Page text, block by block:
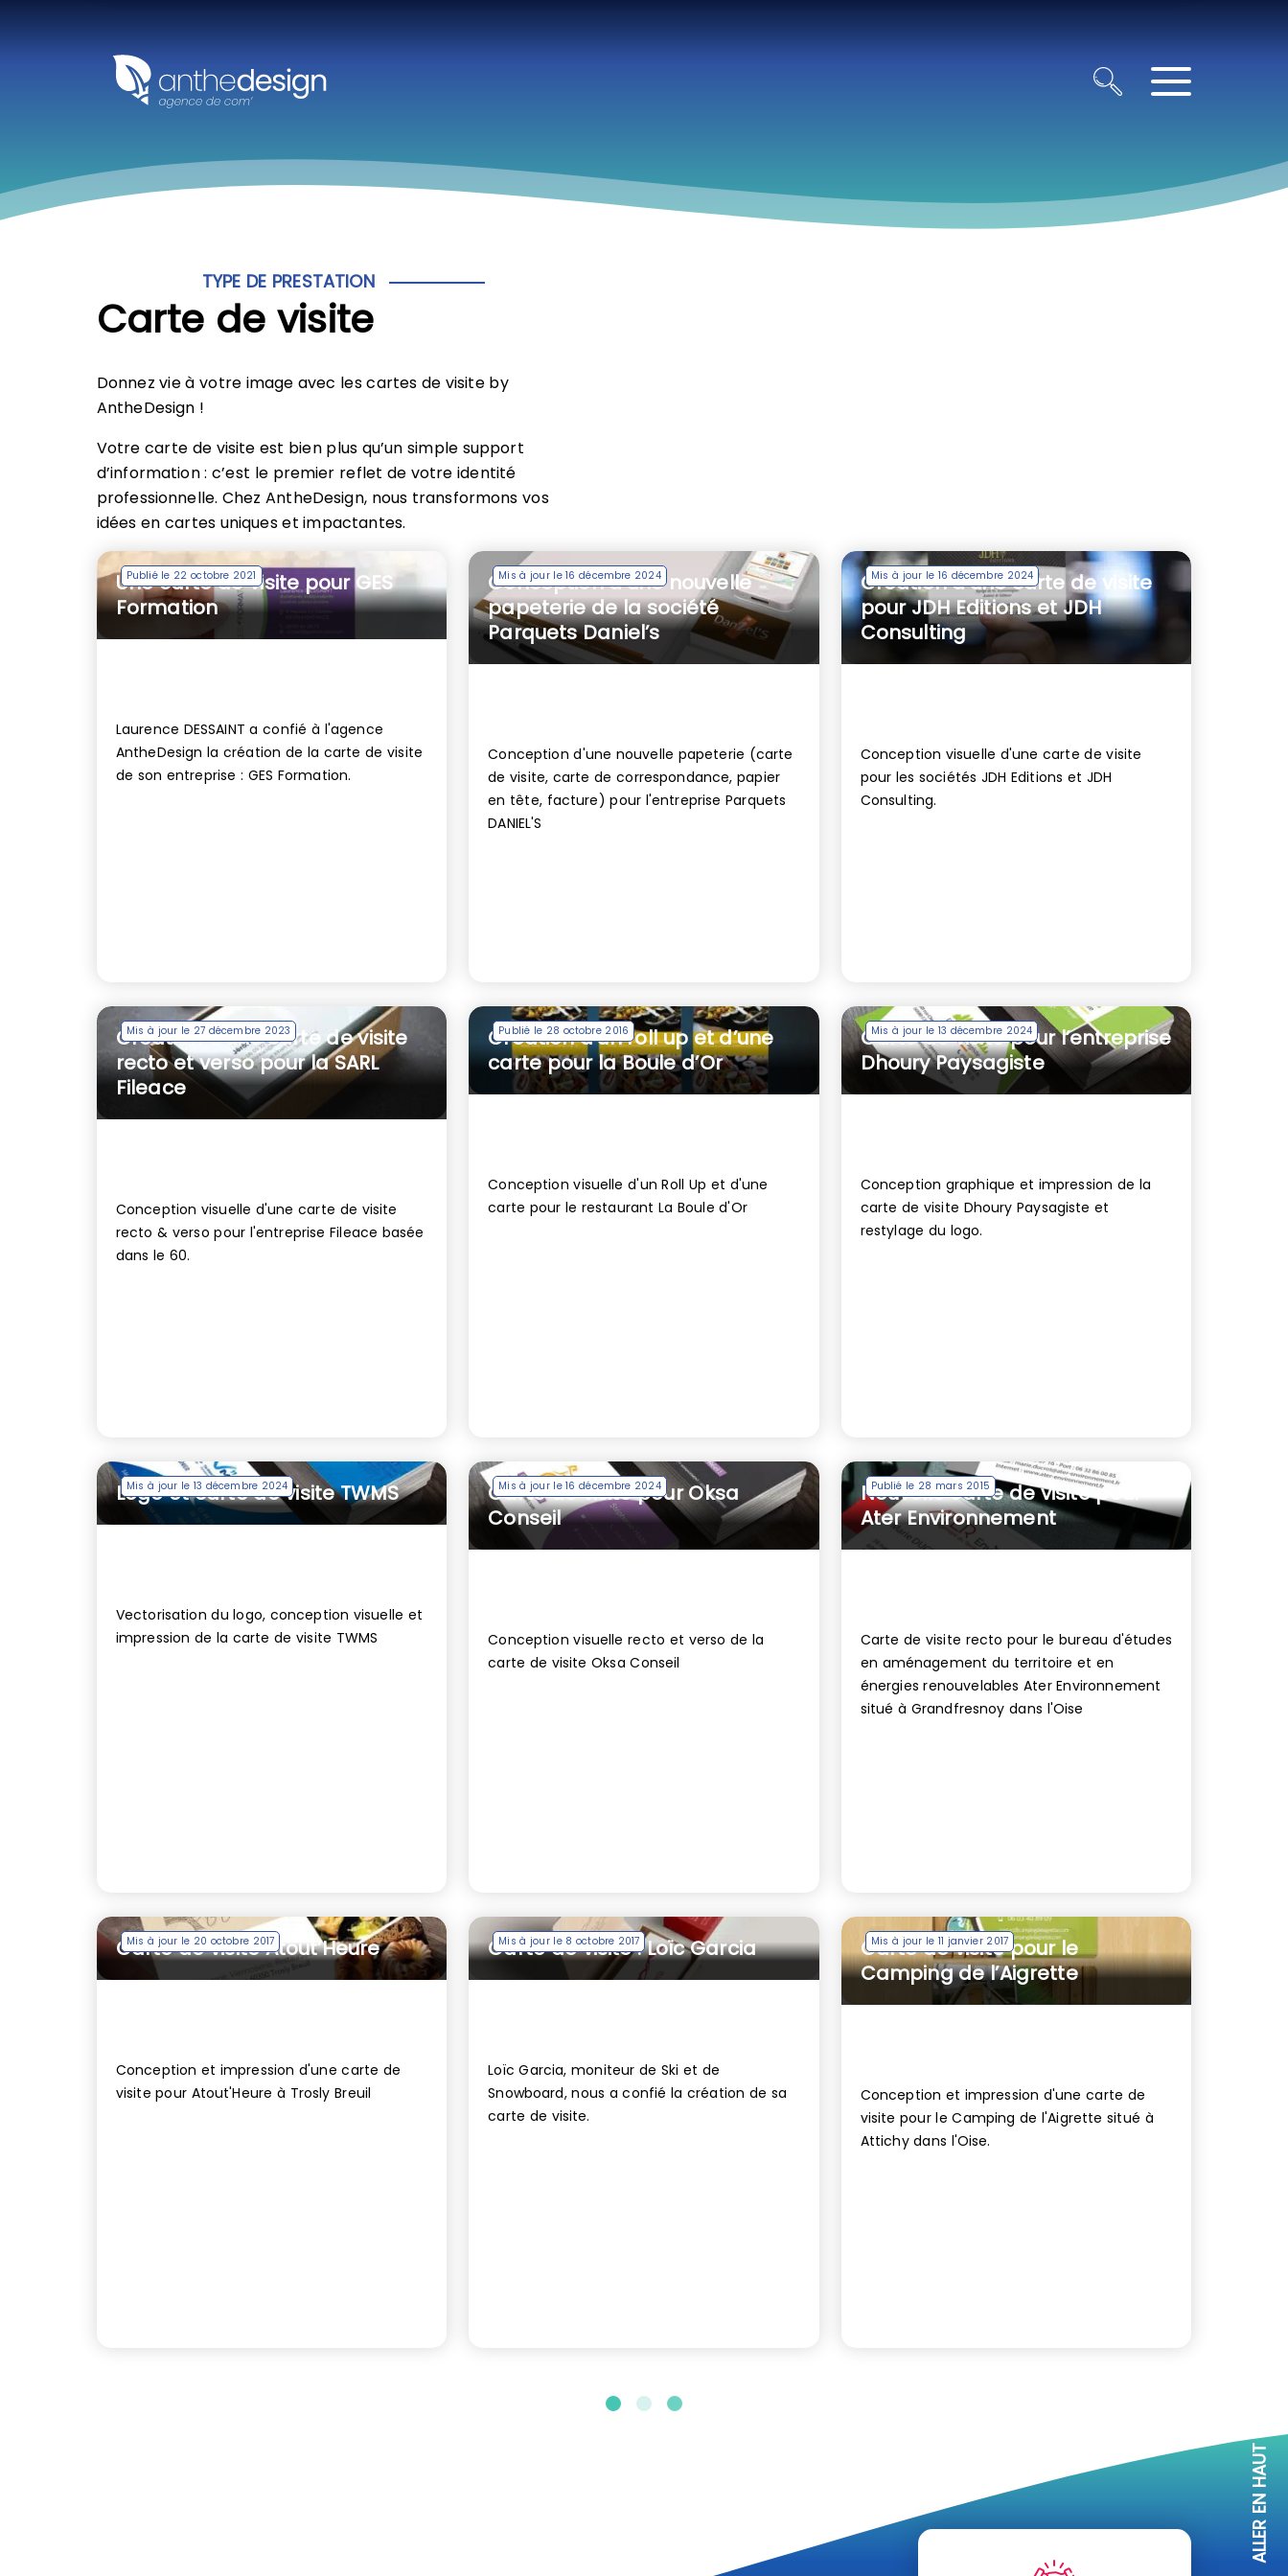
TYPE DE PRESTATION
Carte de visite
Donnez vie à votre image avec les cartes de visite by
AntheDesign !
Votre carte de visite est bien plus qu’un simple support
d’information : c’est le premier reflet de votre identité
professionnelle. Chez AntheDesign, nous transformons vos
idées en cartes uniques et impactantes.
Publié le 22 octobre 2021
Une carte de visite pour GES
Formation
Laurence DESSAINT a confié à l'agence
AntheDesign la création de la carte de visite
de son entreprise : GES Formation.
Mis à jour le 16 décembre 2024
Conception d’une nouvelle
papeterie de la société
Parquets Daniel’s
Conception d'une nouvelle papeterie (carte
de visite, carte de correspondance, papier
en tête, facture) pour l'entreprise Parquets
DANIEL'S
Mis à jour le 16 décembre 2024
Création d’une carte de visite
pour JDH Editions et JDH
Consulting
Conception visuelle d'une carte de visite
pour les sociétés JDH Editions et JDH
Consulting.
Mis à jour le 27 décembre 2023
Création d’une carte de visite
recto et verso pour la SARL
Fileace
Conception visuelle d'une carte de visite
recto & verso pour l'entreprise Fileace basée
dans le 60.
Publié le 28 octobre 2016
Création d’un roll up et d’une
carte pour la Boule d’Or
Conception visuelle d'un Roll Up et d'une
carte pour le restaurant La Boule d'Or
Mis à jour le 13 décembre 2024
Carte de visite pour l’entreprise
Dhoury Paysagiste
Conception graphique et impression de la
carte de visite Dhoury Paysagiste et
restylage du logo.
Mis à jour le 13 décembre 2024
Logo et carte de visite TWMS
Vectorisation du logo, conception visuelle et
impression de la carte de visite TWMS
Mis à jour le 16 décembre 2024
Carte de visite pour Oksa
Conseil
Conception visuelle recto et verso de la
carte de visite Oksa Conseil
Publié le 28 mars 2015
Nouvelle carte de visite pour
Ater Environnement
Carte de visite recto pour le bureau d'études
en aménagement du territoire et en
énergies renouvelables Ater Environnement
situé à Grandfresnoy dans l'Oise
Mis à jour le 20 octobre 2017
Carte de visite Atout’Heure
Conception et impression d'une carte de
visite pour Atout'Heure à Trosly Breuil
Mis à jour le 8 octobre 2017
Carte de visite : Loïc Garcia
Loïc Garcia, moniteur de Ski et de
Snowboard, nous a confié la création de sa
carte de visite.
Mis à jour le 11 janvier 2017
Carte de visite pour le
Camping de l’Aigrette
Conception et impression d'une carte de
visite pour le Camping de l'Aigrette situé à
Attichy dans l'Oise.
ALLER EN HAUT